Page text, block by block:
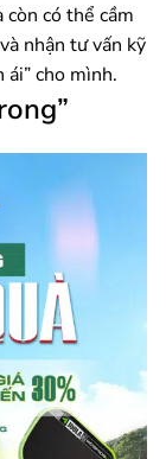
còn có thể cầm
nhận tư vấn kỹ
ái” cho mình.